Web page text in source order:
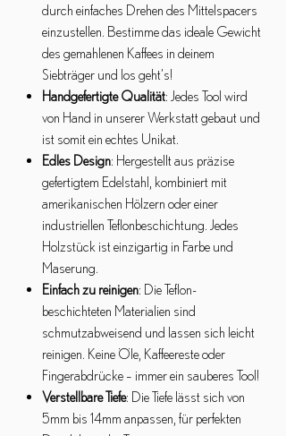
durch einfaches Drehen des Mittelspacers
einzustellen. Bestimme das ideale Gewicht
des gemahlenen Kaffees in deinem
Siebträger und los geht’s!
Handgefertigte Qualität: Jedes Tool wird
von Hand in unserer Werkstatt gebaut und
ist somit ein echtes Unikat.
Edles Design: Hergestellt aus präzise
gefertigtem Edelstahl, kombiniert mit
amerikanischen Hölzern oder einer
industriellen Teflonbeschichtung. Jedes
Holzstück ist einzigartig in Farbe und
Maserung.
Einfach zu reinigen: Die Teflon-
beschichteten Materialien sind
schmutzabweisend und lassen sich leicht
reinigen. Keine Öle, Kaffeereste oder
Fingerabdrücke – immer ein sauberes Tool!
Verstellbare Tiefe: Die Tiefe lässt sich von
5mm bis 14mm anpassen, für perfekten